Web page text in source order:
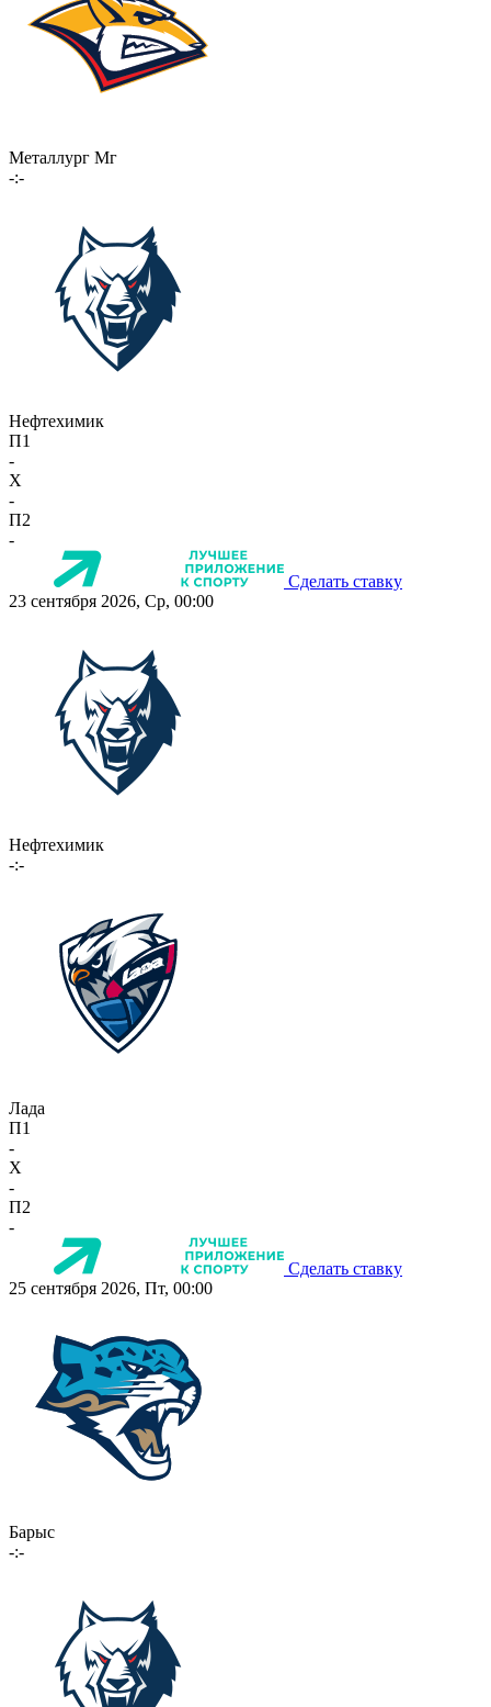
Металлург Мг
-:-
Нефтехимик
П1
-
X
-
П2
-
Сделать ставку
23 сентября 2026, Ср, 00:00
Нефтехимик
-:-
Лада
П1
-
X
-
П2
-
Сделать ставку
25 сентября 2026, Пт, 00:00
Барыс
-:-